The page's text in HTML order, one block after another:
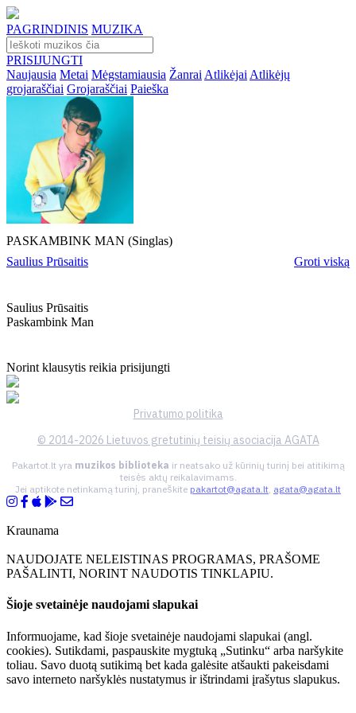
PAGRINDINIS MUZIKA
PRISIJUNGTI
Naujausia Metai Mėgstamiausia Žanrai Atlikėjai Atlikėjų
grojaraščiai Grojaraščiai Paieška
PASKAMBINK MAN (Singlas)
Saulius Prūsaitis
Groti viską
Saulius Prūsaitis
Paskambink Man
Norint klausytis reikia prisijungti
Privatumo politika
© 2014-2026 Lietuvos gretutinių teisių asociacija AGATA
Pakartot.lt yra muzikos biblioteka ir neatsako už kūrinių turinį bei atitikimą
teisės aktų reikalavimams.
Jei aptikote netinkamą turinį, praneškite pakartot@agata.lt, agata@agata.lt
Kraunama
NAUDOJATE NELEISTINAS PROGRAMAS, PRAŠOME
PAŠALINTI, NORINT NAUDOTIS TINKLAPIU.
Šioje svetainėje naudojami slapukai
Informuojame, kad šioje svetainėje naudojami slapukai (angl.
cookies). Sutikdami, paspauskite mygtuką „Sutinku“ arba naršykite
toliau. Savo duotą sutikimą bet kada galėsite atšaukti pakeisdami
savo interneto naršyklės nustatymus ir ištrindami įrašytus slapukus.